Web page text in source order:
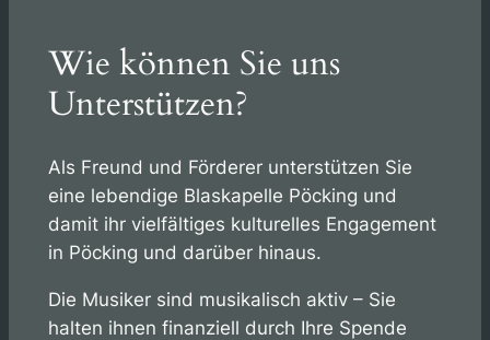
Wie können Sie uns
Unterstützen?
Als Freund und Förderer unterstützen Sie
eine lebendige Blaskapelle Pöcking und
damit ihr vielfältiges kulturelles Engagement
in Pöcking und darüber hinaus.
Die Musiker sind musikalisch aktiv – Sie
halten ihnen finanziell durch Ihre Spende